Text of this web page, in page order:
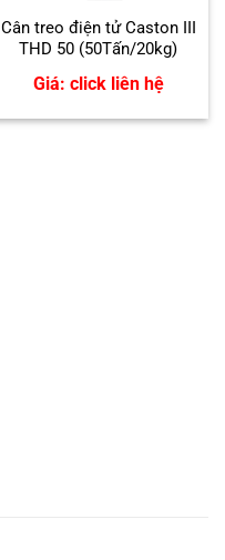
Cân treo điện tử Caston III
THD 50 (50Tấn/20kg)
Giá: click liên hệ